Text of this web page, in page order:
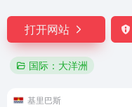
打开网站
国际：大洋洲
基里巴斯